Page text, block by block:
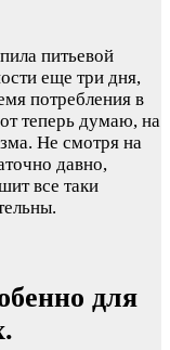
питьевой
еще три дня,
потребления в
теперь думаю, на
Не смотря на
давно,
все таки
для